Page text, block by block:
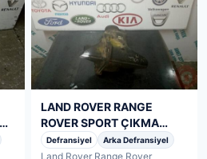
LAND ROVER RANGE
ROVER SPORT ÇIKMA
ARKA DEFRANSİYEL
Defransiyel Arka Defransiyel
Land Rover Range Rover